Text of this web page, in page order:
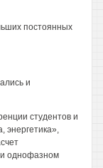
постоянных
и
студентов и
энергетика»,
однофазном